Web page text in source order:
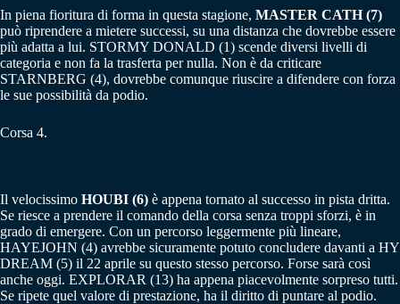
In piena fioritura di forma in questa stagione, MASTER CATH (7)
può riprendere a mietere successi, su una distanza che dovrebbe essere
più adatta a lui. STORMY DONALD (1) scende diversi livelli di
categoria e non fa la trasferta per nulla. Non è da criticare
STARNBERG (4), dovrebbe comunque riuscire a difendere con forza
le sue possibilità da podio.
Corsa 4.
Il velocissimo HOUBI (6) è appena tornato al successo in pista dritta.
Se riesce a prendere il comando della corsa senza troppi sforzi, è in
grado di emergere. Con un percorso leggermente più lineare,
HAYEJOHN (4) avrebbe sicuramente potuto concludere davanti a HY
DREAM (5) il 22 aprile su questo stesso percorso. Forse sarà così
anche oggi. EXPLORAR (13) ha appena piacevolmente sorpreso tutti.
Se ripete quel valore di prestazione, ha il diritto di puntare al podio.